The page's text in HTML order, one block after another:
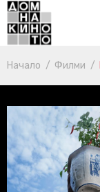
Начало Филми